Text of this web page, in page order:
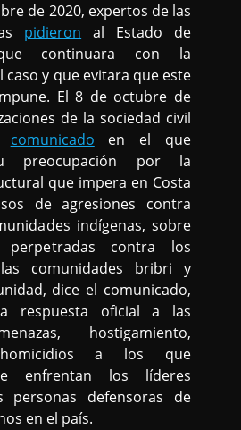
de 2020, expertos de las
pidieron al Estado de
continuara con la
caso y que evitara que este
El 8 de octubre de
de la sociedad civil
comunicado en el que
preocupación por la
que impera en Costa
de agresiones contra
indígenas, sobre
perpetradas contra los
comunidades bribri y
dice el comunicado,
respuesta oficial a las
hostigamiento,
a los que
enfrentan los líderes
personas defensoras de
en el país.